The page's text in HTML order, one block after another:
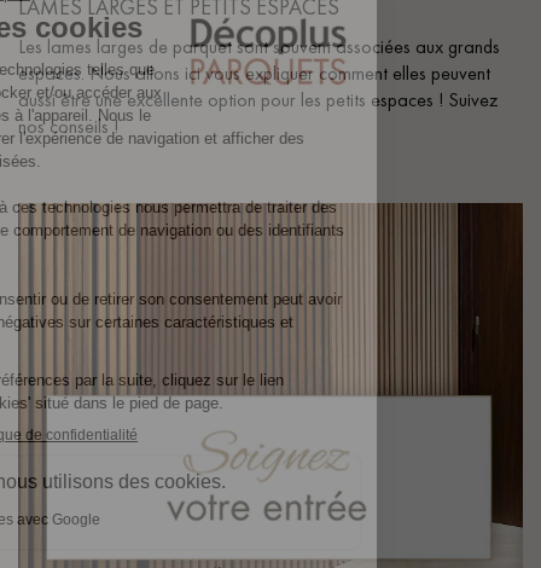
LAMES LARGES ET PETITS ESPACES
Les lames larges de parquet sont souvent associées aux grands
espaces. Nous allons ici vous expliquer comment elles peuvent
aussi être une excellente option pour les petits espaces ! Suivez
nos conseils !